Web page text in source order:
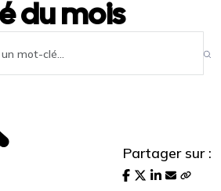
du mois
Partager sur :